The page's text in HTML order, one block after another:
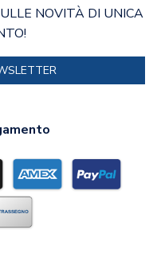
NOVITÀ DI UNICA